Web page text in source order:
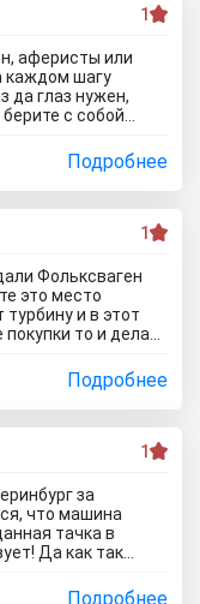
1
аферисты или
каждом шагу
да глаз нужен,
с собой
никак не давал
салон сесть, ни
то вместо них
стало. Может по
я его не убеждал,
было, а
все 5 договора
в Челябинске
лживый автоцентр
Подробнее
1
Фольксваген
это место
и в этот
то и делаю,
ничего не могу
хреновы! Я
в Тольятти
М-Авто!
Подробнее
1
за
что машина
тачка в
Да как так
что мне такой
Подробнее